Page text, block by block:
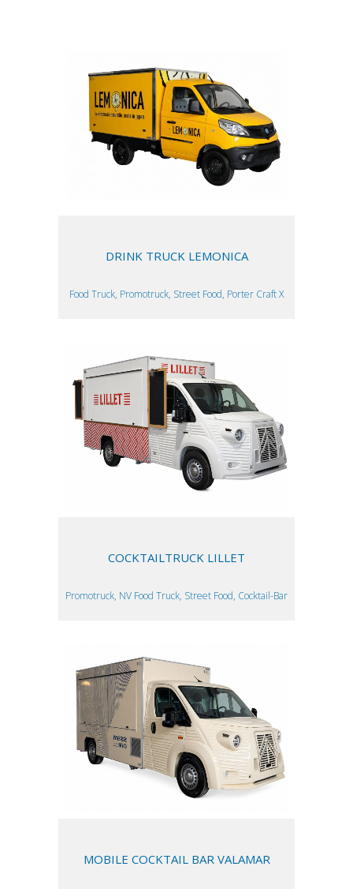
DRINK TRUCK LEMONICA
Food Truck, Promotruck, Street Food, Porter Craft X
COCKTAILTRUCK LILLET
Promotruck, NV Food Truck, Street Food, Cocktail-Bar
MOBILE COCKTAIL BAR VALAMAR